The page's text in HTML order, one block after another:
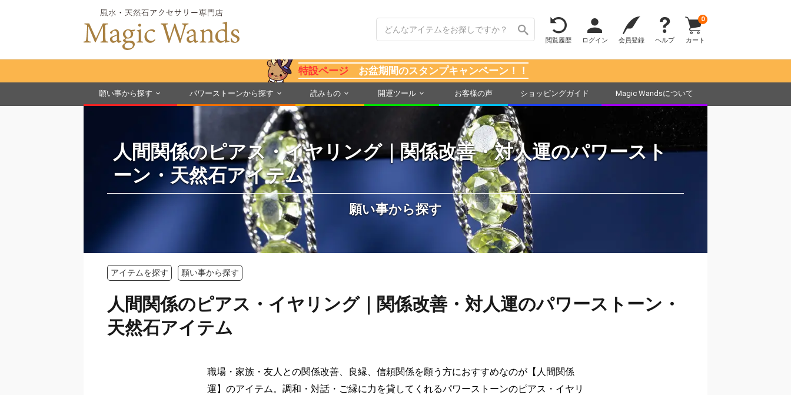
閲覧履歴 ログイン 会員登録 ヘルプ カート
0
特設ページ お盆期間のスタンプキャンペーン！！
願い事から探す パワーストーンから探す 読みもの 開運ツール お客様の声 ショッピングガイド Magic Wandsについて
人間関係のピアス・イヤリング｜関係改善・対人運のパワースト
ーン・天然石アイテム
願い事から探す
アイテムを探す 願い事から探す
人間関係のピアス・イヤリング｜関係改善・対人運のパワーストーン・
天然石アイテム
職場・家族・友人との関係改善、良縁、信頼関係を願う方におすすめなのが【人間関係
運】のアイテム。調和・対話・ご縁に力を貸してくれるパワーストーンのピアス・イヤリ